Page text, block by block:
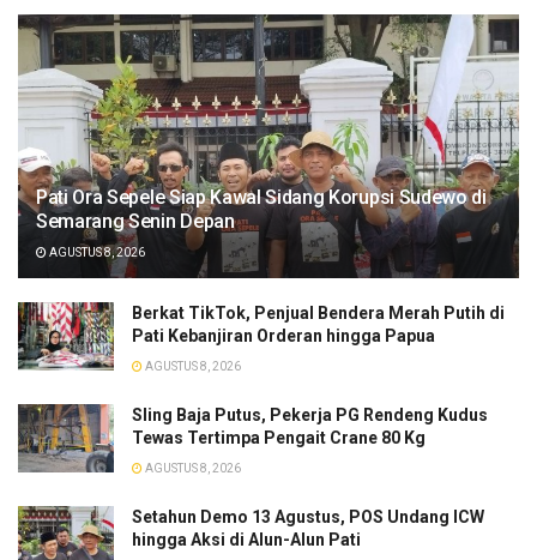
Pati Ora Sepele Siap Kawal Sidang Korupsi Sudewo di
Semarang Senin Depan
AGUSTUS 8, 2026
​Berkat TikTok, Penjual Bendera Merah Putih di
Pati Kebanjiran Orderan hingga Papua
AGUSTUS 8, 2026
Sling Baja Putus, Pekerja PG Rendeng Kudus
Tewas Tertimpa Pengait Crane 80 Kg
AGUSTUS 8, 2026
Setahun Demo 13 Agustus, POS Undang ICW
hingga Aksi di Alun-Alun Pati